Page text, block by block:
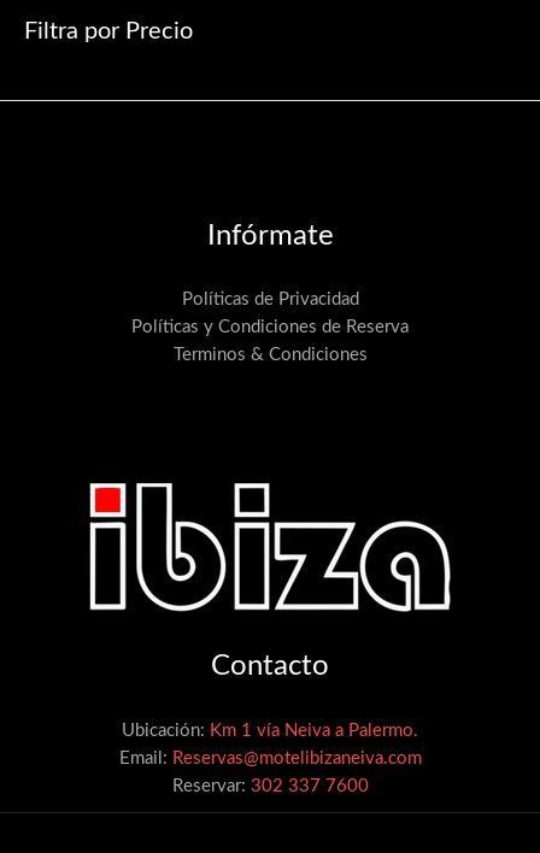
Filtra por Precio
Infórmate
Políticas de Privacidad
Políticas y Condiciones de Reserva
Terminos & Condiciones
Contacto
Ubicación: Km 1 vía Neiva a Palermo.
Email: Reservas@motelibizaneiva.com
Reservar: 302 337 7600